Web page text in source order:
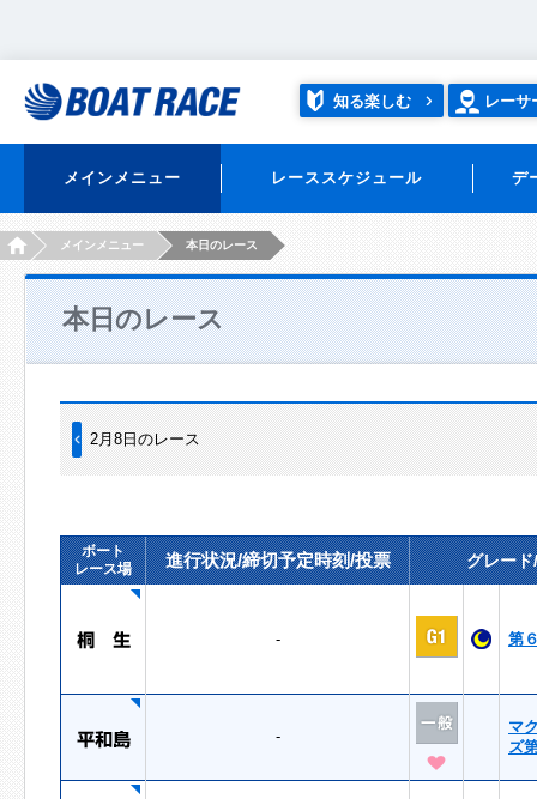
知る楽しむ レーサ
メインメニュー レーススケジュール デ
HOMEメインメニュー 本日のレース
本日のレース
2月8日のレース
ボート
レース場
進行状況/締切予定時刻/投票 グレー
- 第
-
マ
ズ